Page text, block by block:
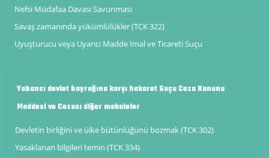
Nefsi Müdafaa Davası Savunması
Savaş zamanında yükümlülükler (TCK 322)
Uyuşturucu veya Uyarıcı Madde İmal ve Ticareti Suçu
Yabancı devlet bayrağına karşı hakaret Suçu Ceza Kanunu
Maddesi ve Cezası diğer makaleler
Devletin birliğini ve ülke bütünlüğünü bozmak (TCK 302)
Yasaklanan bilgileri temin (TCK 334)